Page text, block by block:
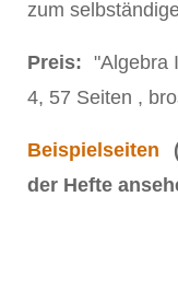
zum
Preis: "Algebra
4, 57 Seiten ,
Beispielseiten
der Hefte